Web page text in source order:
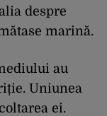
despre
marină.
au
Uniunea
ei.